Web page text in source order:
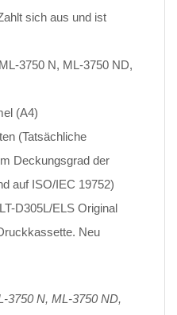
sich aus und ist
3750 N, ML-3750 ND,
(A4)
(Tatsächliche
Deckungsgrad der
auf ISO/IEC 19752)
D305L/ELS Original
Neu
3750 N, ML-3750 ND,